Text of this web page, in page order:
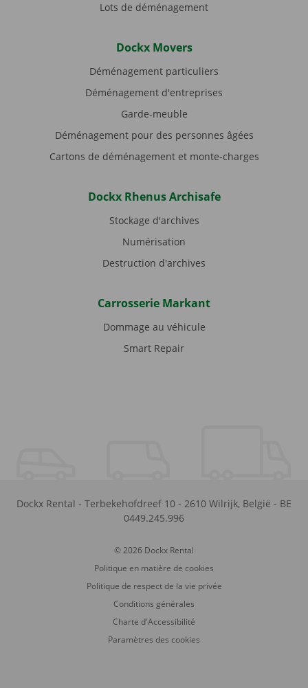
Lots de déménagement
Dockx Movers
Déménagement particuliers
Déménagement d'entreprises
Garde-meuble
Déménagement pour des personnes âgées
Cartons de déménagement et monte-charges
Dockx Rhenus Archisafe
Stockage d'archives
Numérisation
Destruction d'archives
Carrosserie Markant
Dommage au véhicule
Smart Repair
Dockx Rental - Terbekehofdreef 10 - 2610 Wilrijk, België - BE
0449.245.996
© 2026 Dockx Rental
Politique en matière de cookies
Politique de respect de la vie privée
Conditions générales
Charte d'Accessibilité
Paramètres des cookies